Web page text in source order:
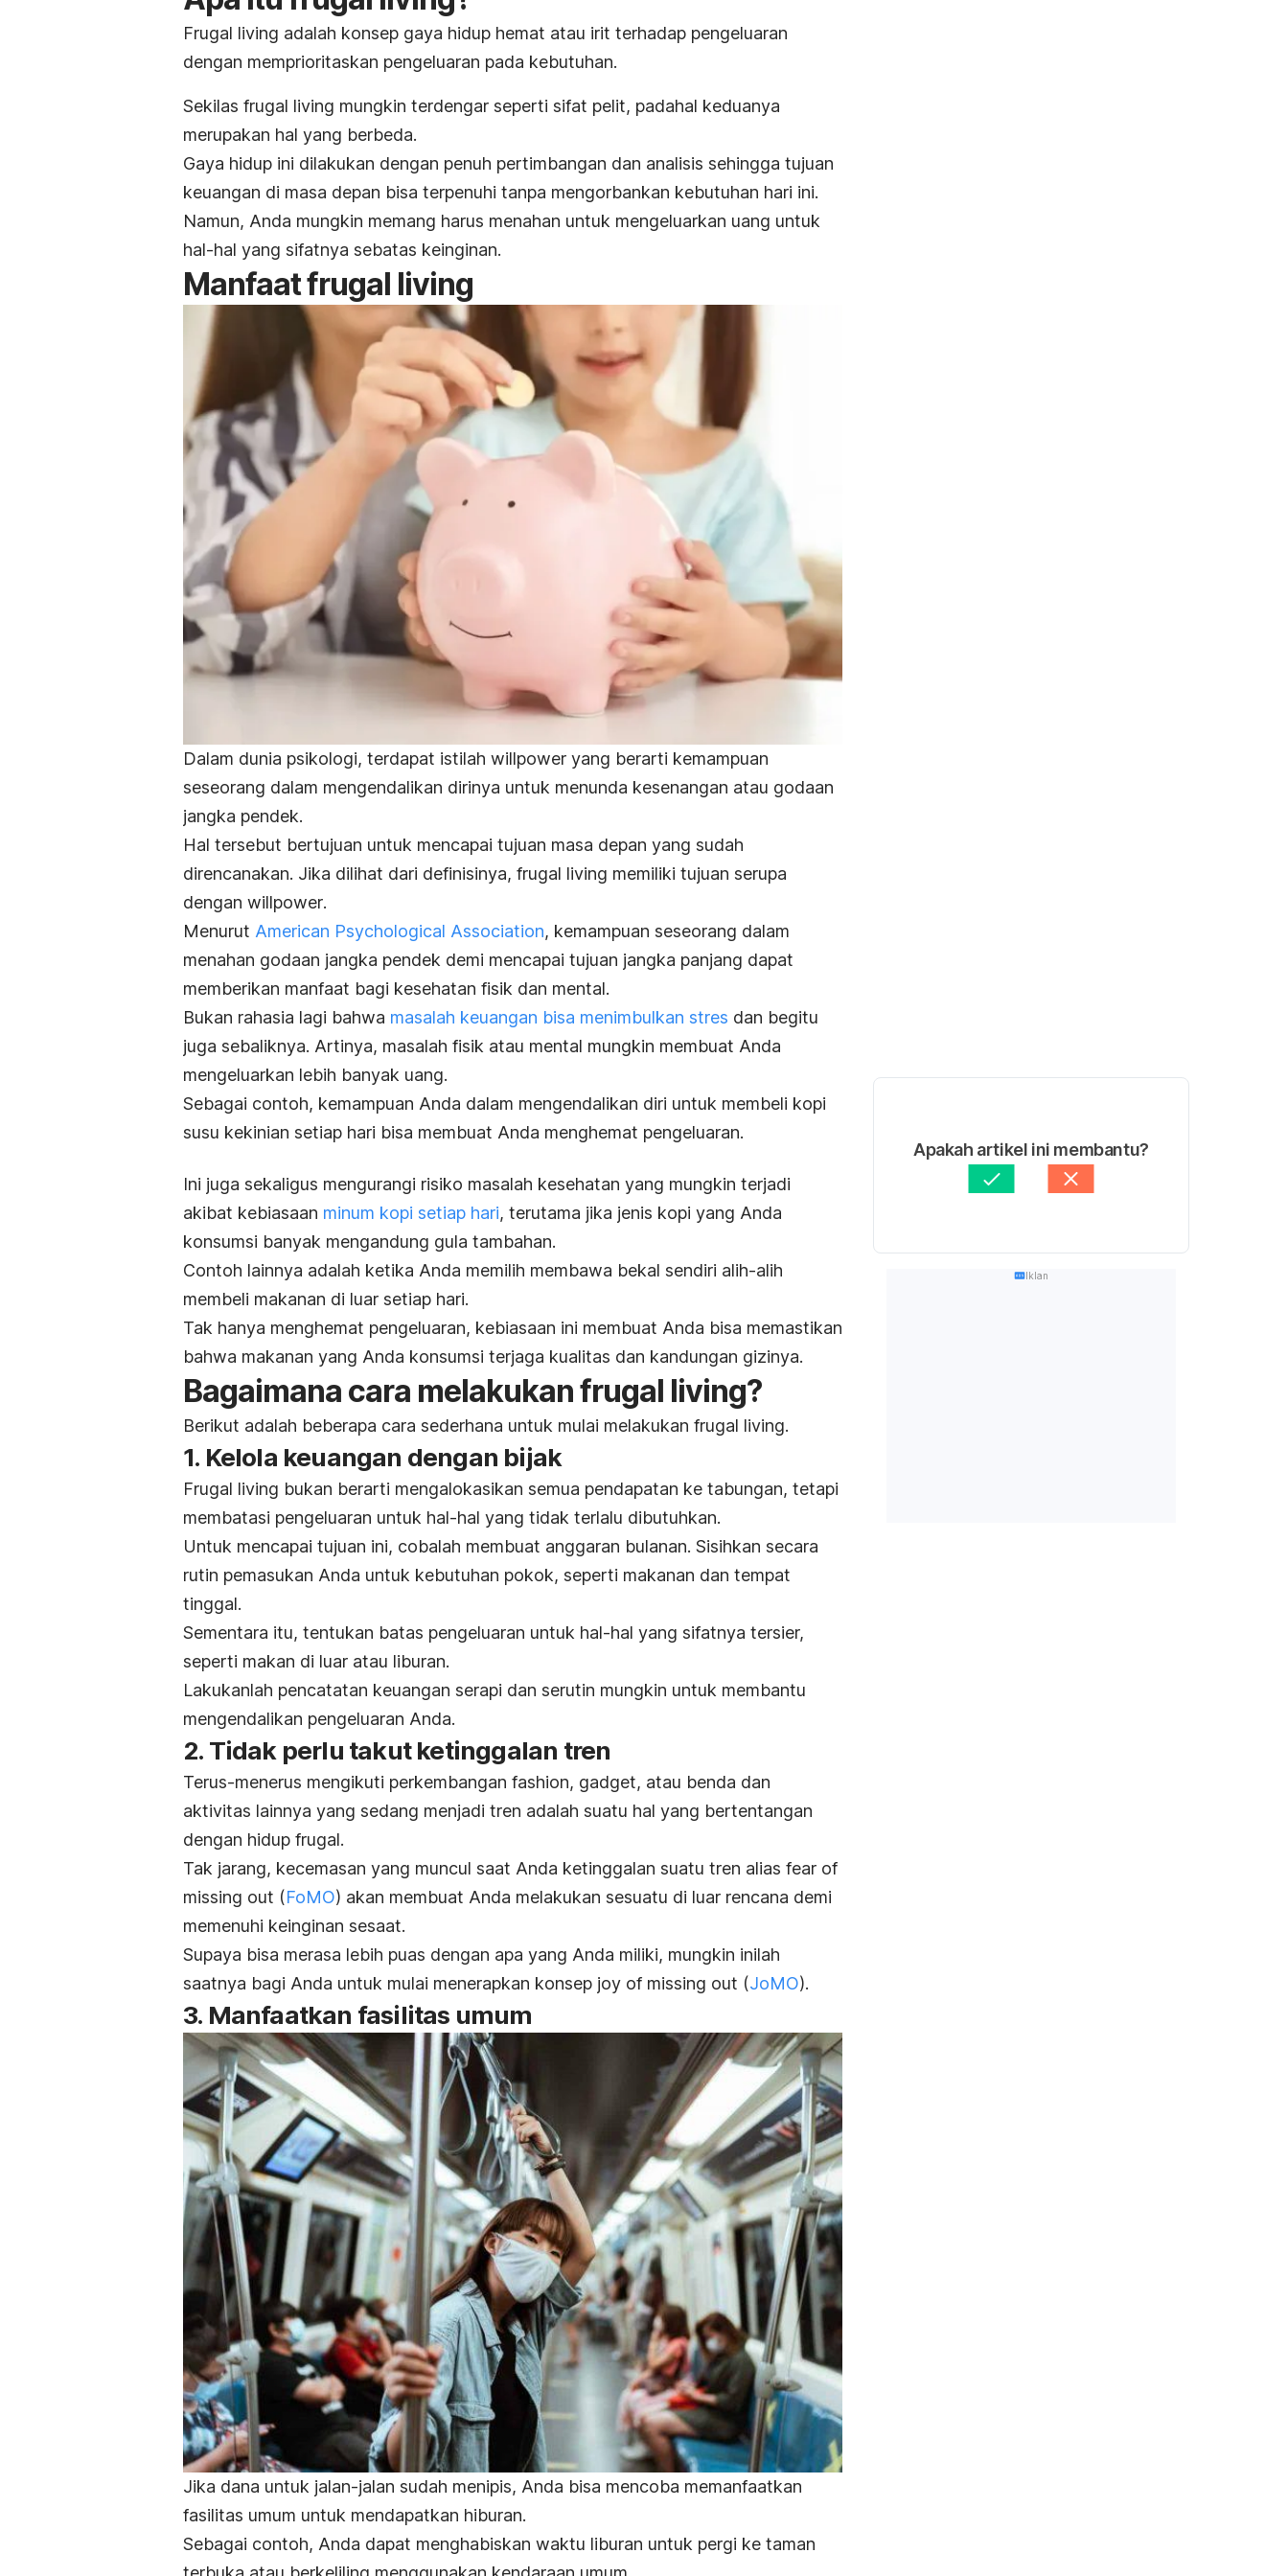
Frugal living adalah konsep gaya hidup hemat atau irit terhadap pengeluaran
dengan memprioritaskan pengeluaran pada kebutuhan.
Sekilas frugal living mungkin terdengar seperti sifat pelit, padahal keduanya
merupakan hal yang berbeda.
Gaya hidup ini dilakukan dengan penuh pertimbangan dan analisis sehingga tujuan
keuangan di masa depan bisa terpenuhi tanpa mengorbankan kebutuhan hari ini.
Namun, Anda mungkin memang harus menahan untuk mengeluarkan uang untuk
hal-hal yang sifatnya sebatas keinginan.
Manfaatfrugal living
Dalam dunia psikologi, terdapat istilah willpower yang berarti kemampuan
seseorang dalam mengendalikan dirinya untuk menunda kesenangan atau godaan
jangka pendek.
Hal tersebut bertujuan untuk mencapai tujuan masa depan yang sudah
direncanakan. Jika dilihat dari definisinya, frugal living memiliki tujuan serupa
dengan willpower.
Menurut American Psychological Association, kemampuan seseorang dalam
menahan godaan jangka pendek demi mencapai tujuan jangka panjang dapat
memberikan manfaat bagi kesehatan fisik dan mental.
Bukan rahasia lagi bahwa masalah keuangan bisa menimbulkan stres dan begitu
juga sebaliknya. Artinya, masalah fisik atau mental mungkin membuat Anda
mengeluarkan lebih banyak uang.
Sebagai contoh, kemampuan Anda dalam mengendalikan diri untuk membeli kopi
susu kekinian setiap hari bisa membuat Anda menghemat pengeluaran.
Ini juga sekaligus mengurangi risiko masalah kesehatan yang mungkin terjadi
akibat kebiasaan minum kopi setiap hari, terutama jika jenis kopi yang Anda
konsumsi banyak mengandung gula tambahan.
Contoh lainnya adalah ketika Anda memilih membawa bekal sendiri alih-alih
membeli makanan di luar setiap hari.
Tak hanya menghemat pengeluaran, kebiasaan ini membuat Anda bisa memastikan
bahwa makanan yang Anda konsumsi terjaga kualitas dan kandungan gizinya.
Bagaimana cara melakukanfrugal living?
Berikut adalah beberapa cara sederhana untuk mulai melakukan frugal living.
1. Kelola keuangan dengan bijak
Frugal living bukan berarti mengalokasikan semua pendapatan ke tabungan, tetapi
membatasi pengeluaran untuk hal-hal yang tidak terlalu dibutuhkan.
Untuk mencapai tujuan ini, cobalah membuat anggaran bulanan. Sisihkan secara
rutin pemasukan Anda untuk kebutuhan pokok, seperti makanan dan tempat
tinggal.
Sementara itu, tentukan batas pengeluaran untuk hal-hal yang sifatnya tersier,
seperti makan di luar atau liburan.
Lakukanlah pencatatan keuangan serapi dan serutin mungkin untuk membantu
mengendalikan pengeluaran Anda.
2. Tidak perlu takut ketinggalan tren
Terus-menerus mengikuti perkembangan fashion, gadget, atau benda dan
aktivitas lainnya yang sedang menjadi tren adalah suatu hal yang bertentangan
dengan hidup frugal.
Tak jarang, kecemasan yang muncul saat Anda ketinggalan suatu tren alias fear of
missing out (FoMO) akan membuat Anda melakukan sesuatu di luar rencana demi
memenuhi keinginan sesaat.
Supaya bisa merasa lebih puas dengan apa yang Anda miliki, mungkin inilah
saatnya bagi Anda untuk mulai menerapkan konsep joy of missing out (JoMO).
3. Manfaatkan fasilitas umum
Jika dana untuk jalan-jalan sudah menipis, Anda bisa mencoba memanfaatkan
fasilitas umum untuk mendapatkan hiburan.
Sebagai contoh, Anda dapat menghabiskan waktu liburan untuk pergi ke taman
Apakah artikel ini membantu?
Iklan